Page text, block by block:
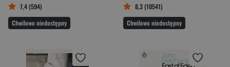
7,4 (594)
Chwilowo niedostępny
8,3 (10541)
Chwilowo niedostępny